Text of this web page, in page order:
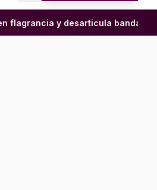
y desarticula banda